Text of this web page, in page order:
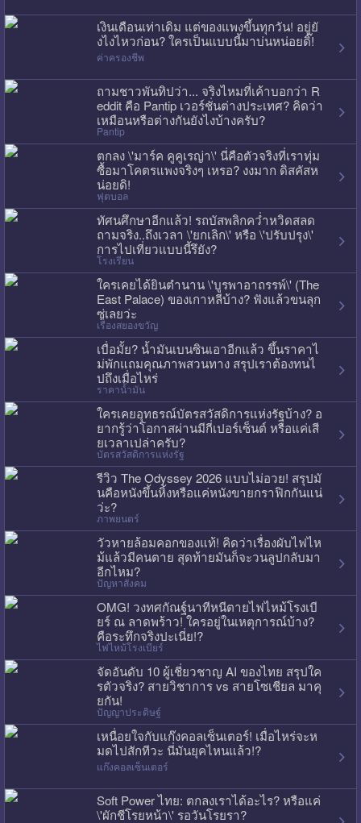
เงินเดือนเท่าเดิม แต่ของแพงขึ้นทุกวัน! อยู่ยั
งไงไหวก่อน? ใครเป็นแบบนี้มาบ่นหน่อยดิ๊!
ค่าครองชีพ
ถามชาวพันทิปว่า... จริงไหมที่เค้าบอกว่า R
eddit คือ Pantip เวอร์ชั่นต่างประเทศ? คิดว่า
เหมือนหรือต่างกันยังไงบ้างครับ?
Pantip
ตกลง \'มาร์ค คูคูเรญ่า\' นี่คือตัวจริงที่เราทุ่ม
ซื้อมาโคตรแพงจริงๆ เหรอ? งงมาก ดิสคัสห
น่อยดิ!
ฟุตบอล
ทัศนศึกษาอีกแล้ว! รถบัสพลิกคว่ำหวิดสลด
ถามจริง..ถึงเวลา \'ยกเลิก\' หรือ \'ปรับปรุง\'
การไปเที่ยวแบบนี้รึยัง?
โรงเรียน
ใครเคยได้ยินตำนาน \'บูรพาอาถรรพ์\' (The
East Palace) ของเกาหลีบ้าง? ฟังแล้วขนลุก
ซู่เลยว่ะ
เรื่องสยองขวัญ
เบื่อมั้ย? น้ำมันเบนซินเอาอีกแล้ว ขึ้นราคาไ
ม่พักแถมคุณภาพสวนทาง สรุปเราต้องทนไ
ปถึงเมื่อไหร่
ราคาน้ำมัน
ใครเคยอุทธรณ์บัตรสวัสดิการแห่งรัฐบ้าง? อ
ยากรู้ว่าโอกาสผ่านมีกี่เปอร์เซ็นต์ หรือแค่เสี
ยเวลาเปล่าครับ?
บัตรสวัสดิการแห่งรัฐ
รีวิว The Odyssey 2026 แบบไม่อวย! สรุปมั
นคือหนังขึ้นหิ้งหรือแค่หนังขายกราฟิกกันแน่
ว่ะ?
ภาพยนตร์
วัวหายล้อมคอกของแท้! คิดว่าเรื่องผับไฟไห
ม้แล้วมีคนตาย สุดท้ายมันก็จะวนลูปกลับมา
อีกไหม?
ปัญหาสังคม
OMG! วงทศกัณฐ์นาทีหนีตายไฟไหม้โรงเบี
ยร์ ณ ลาดพร้าว! ใครอยู่ในเหตุการณ์บ้าง?
คือระทึกจริงปะเนี่ย!?
ไฟไหม้โรงเบียร์
จัดอันดับ 10 ผู้เชี่ยวชาญ AI ของไทย สรุปใค
รตัวจริง? สายวิชาการ vs สายโซเชียล มาคุ
ยกัน!
ปัญญาประดิษฐ์
เหนื่อยใจกับแก๊งคอลเซ็นเตอร์! เมื่อไหร่จะห
มดไปสักทีวะ นี่มันยุคไหนแล้ว!?
แก๊งคอลเซ็นเตอร์
Soft Power ไทย: ตกลงเราได้อะไร? หรือแค่
\'ผักชีโรยหน้า\' รอวันโรยรา?